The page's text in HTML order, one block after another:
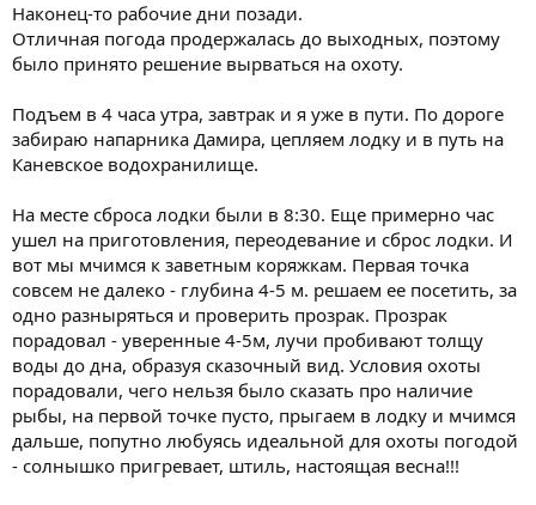
Наконец-то рабочие дни позади.
Отличная погода продержалась до выходных, поэтому
было принято решение вырваться на охоту.
Подъем в 4 часа утра, завтрак и я уже в пути. По дороге
забираю напарника Дамира, цепляем лодку и в путь на
Каневское водохранилище.
На месте сброса лодки были в 8:30. Еще примерно час
ушел на приготовления, переодевание и сброс лодки. И
вот мы мчимся к заветным коряжкам. Первая точка
совсем не далеко - глубина 4-5 м. решаем ее посетить, за
одно разныряться и проверить прозрак. Прозрак
порадовал - уверенные 4-5м, лучи пробивают толщу
воды до дна, образуя сказочный вид. Условия охоты
порадовали, чего нельзя было сказать про наличие
рыбы, на первой точке пусто, прыгаем в лодку и мчимся
дальше, попутно любуясь идеальной для охоты погодой
- солнышко пригревает, штиль, настоящая весна!!!